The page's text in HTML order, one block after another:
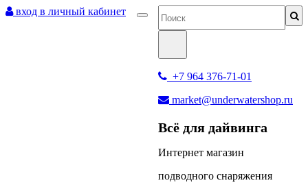
вход в личный кабинет
+7 964 376-71-01
market@underwatershop.ru
Всё для дайвинга
Интернет магазин
подводного снаряжения